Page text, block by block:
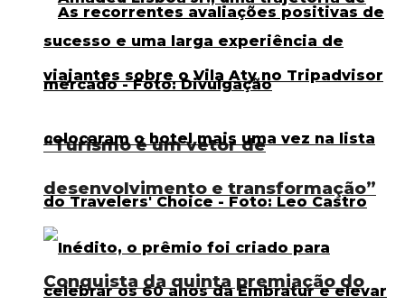
“Turismo é um vetor de
desenvolvimento e transformação”
Conquista da quinta premiação do